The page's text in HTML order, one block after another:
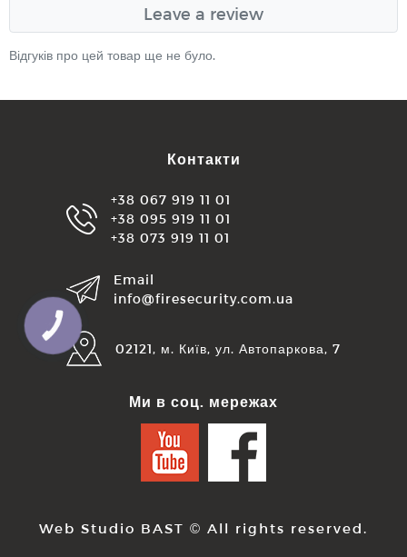
Leave a review
Відгуків про цей товар ще не було.
Контакти
+38 067 919 11 01
+38 095 919 11 01
+38 073 919 11 01
Email
info@firesecurity.com.ua
02121, м. Київ, ул. Автопаркова, 7
Ми в соц. мережах
Web Studio BAST © All rights reserved.
КНОПКА
ЗВ'ЯЗКУ